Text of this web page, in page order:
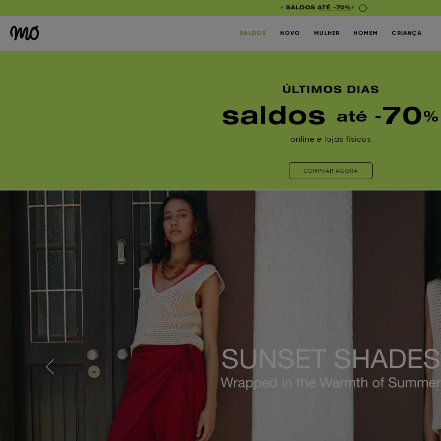
⚡ SALDOSATÉ -70%⚡
SALDOS NOVO MULHER HOMEM CRIANÇA
ÚLTIMOS DIAS
saldos até -70%
online e lojas físicas
COMPRAR AGORA
Previous